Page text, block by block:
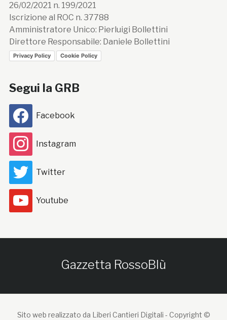
26/02/2021 n. 199/2021
Iscrizione al ROC n. 37788
Amministratore Unico: Pierluigi Bollettini
Direttore Responsabile: Daniele Bollettini
Privacy Policy Cookie Policy
Segui la GRB
Facebook
Instagram
Twitter
Youtube
Gazzetta RossoBlù
Sito web realizzato da Liberi Cantieri Digitali - Copyright ©